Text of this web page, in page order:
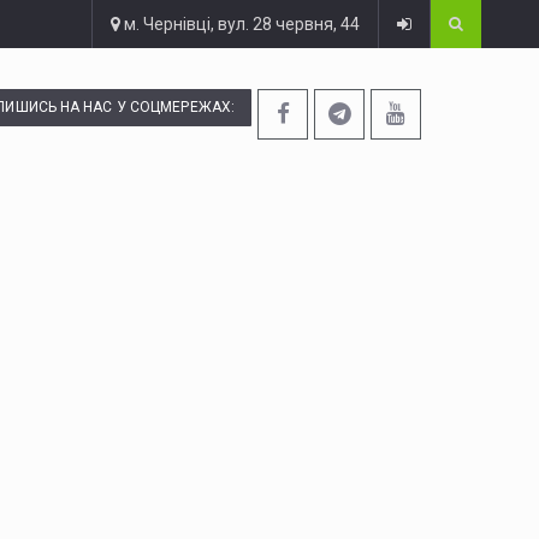
м. Чернівці, вул. 28 червня, 44
НА НАС У СОЦМЕРЕЖАХ: